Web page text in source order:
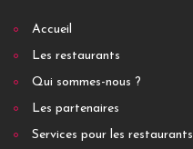
Accueil
Les restaurants
Qui sommes-nous ?
Les partenaires
Services pour les restaurants